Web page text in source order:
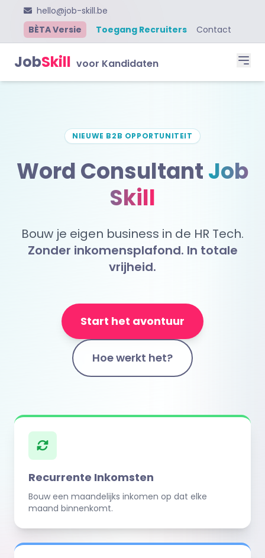
hello@job-skill.be
BÈTA Versie
Toegang Recruiters Contact
JobSkill voor Kandidaten
NIEUWE B2B OPPORTUNITEIT
Word ConsultantJob
Skill
Bouw je eigen business in de HR Tech.
Zonder inkomensplafond. In totale
vrijheid.
Start het avontuur
Hoe werkt het?
Recurrente Inkomsten
Bouw een maandelijks inkomen op dat elke
maand binnenkomt.